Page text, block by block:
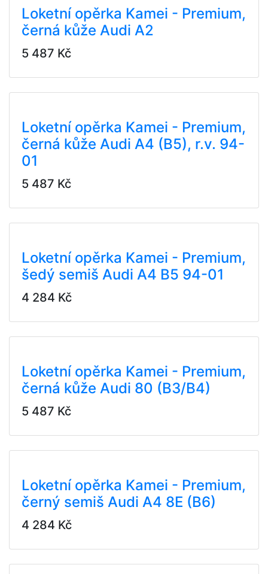
Loketní opěrka Kamei - Premium,
černá kůže Audi A2
5 487 Kč
Loketní opěrka Kamei - Premium,
černá kůže Audi A4 (B5), r.v. 94-
01
5 487 Kč
Loketní opěrka Kamei - Premium,
šedý semiš Audi A4 B5 94-01
4 284 Kč
Loketní opěrka Kamei - Premium,
černá kůže Audi 80 (B3/B4)
5 487 Kč
Loketní opěrka Kamei - Premium,
černý semiš Audi A4 8E (B6)
4 284 Kč